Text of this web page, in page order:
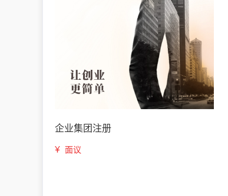
企业集团注册
¥ 面议